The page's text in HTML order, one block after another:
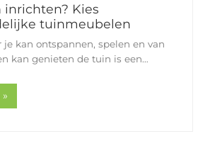
inrichten? Kies
tuinmeubelen
je kan ontspannen, spelen en van
kan genieten de tuin is een